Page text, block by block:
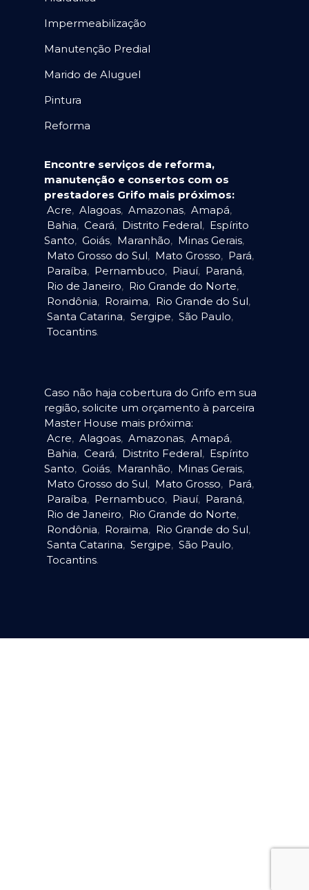
Impermeabilização
Manutenção Predial
Marido de Aluguel
Pintura
Reforma
Encontre serviços de reforma,
manutenção e consertos com os
prestadores Grifo mais próximos:
Acre, Alagoas, Amazonas, Amapá,
Bahia, Ceará, Distrito Federal, Espírito
Santo, Goiás, Maranhão, Minas Gerais,
Mato Grosso do Sul, Mato Grosso, Pará,
Paraíba, Pernambuco, Piauí, Paraná,
Rio de Janeiro, Rio Grande do Norte,
Rondônia, Roraima, Rio Grande do Sul,
Santa Catarina, Sergipe, São Paulo,
Tocantins.
Caso não haja cobertura do Grifo em sua
região, solicite um orçamento à parceira
Master House mais próxima:
Acre, Alagoas, Amazonas, Amapá,
Bahia, Ceará, Distrito Federal, Espírito
Santo, Goiás, Maranhão, Minas Gerais,
Mato Grosso do Sul, Mato Grosso, Pará,
Paraíba, Pernambuco, Piauí, Paraná,
Rio de Janeiro, Rio Grande do Norte,
Rondônia, Roraima, Rio Grande do Sul,
Santa Catarina, Sergipe, São Paulo,
Tocantins.